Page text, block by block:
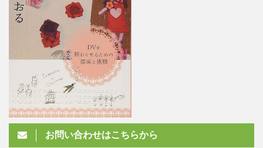
お問い合わせはこちらから